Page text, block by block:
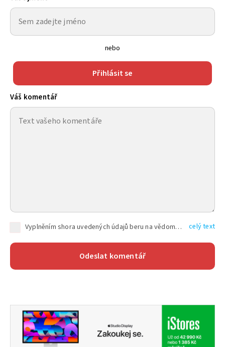
nebo
Přihlásit se
Váš komentář
Vyplněním shora uvedených údajů beru na vědomí, že společnost TEXT FACTORY s.r.o., sídlem Brno, Durďákova 336/29, Černá Pole, PSČ: 613 00, IČ: 06157831, zapsané u Krajského soudu v Brně, oddíl C, vložka 100399, bude zpracovávat mé osobní údaje uvedené v rámci mnou vyplněného registračního formuláře na základě oprávněných zájmů TEXT FACTORY s.r.o. dle čl. 6 odst. 1 písm. f) GDPR a pro splnění právních povinností (čl. 6 odst. 1 písm. c) GDPR), a to pro tyto účely: nezbytnost zajistit oprávnění návštěvníka webových stránek provozovaných společností TEXT FACTORY s.r.o. přispívat aktivně ke zveřejněným článkům nebo v rámci diskusních fór a výkon práv TEXT FACTORY s.r.o. jako administrátora těchto diskusních fór. Více informací o zpracování osobních údajů a právech lze nalézt v celý text